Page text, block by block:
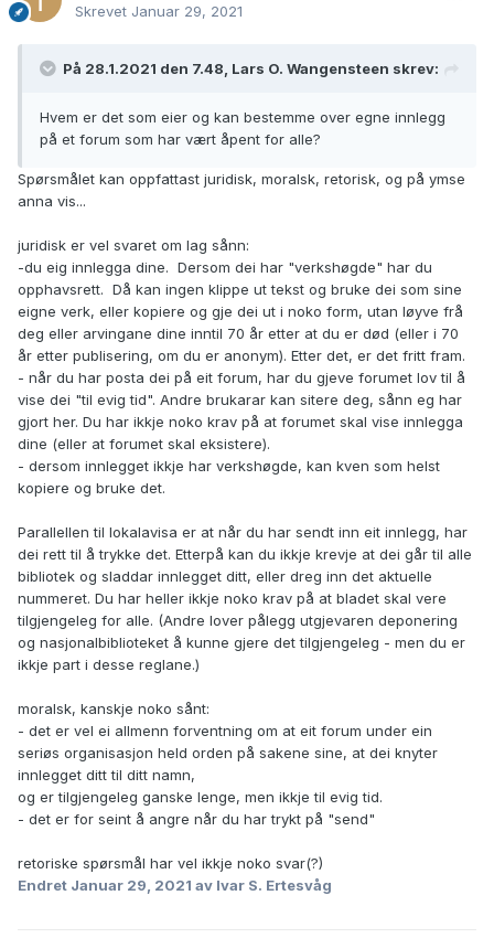
Skrevet Januar 29, 2021
På 28.1.2021 den 7.48, Lars O. Wangensteen skrev:
Hvem er det som eier og kan bestemme over egne innlegg
på et forum som har vært åpent for alle?
Spørsmålet kan oppfattast juridisk, moralsk, retorisk, og på ymse
anna vis...
juridisk er vel svaret om lag sånn:
-du eig innlegga dine. Dersom dei har "verkshøgde" har du
opphavsrett. Då kan ingen klippe ut tekst og bruke dei som sine
eigne verk, eller kopiere og gje dei ut i noko form, utan løyve frå
deg eller arvingane dine inntil 70 år etter at du er død (eller i 70
år etter publisering, om du er anonym). Etter det, er det fritt fram.
- når du har posta dei på eit forum, har du gjeve forumet lov til å
vise dei "til evig tid". Andre brukarar kan sitere deg, sånn eg har
gjort her. Du har ikkje noko krav på at forumet skal vise innlegga
dine (eller at forumet skal eksistere).
- dersom innlegget ikkje har verkshøgde, kan kven som helst
kopiere og bruke det.
Parallellen til lokalavisa er at når du har sendt inn eit innlegg, har
dei rett til å trykke det. Etterpå kan du ikkje krevje at dei går til alle
bibliotek og sladdar innlegget ditt, eller dreg inn det aktuelle
nummeret. Du har heller ikkje noko krav på at bladet skal vere
tilgjengeleg for alle. (Andre lover pålegg utgjevaren deponering
og nasjonalbiblioteket å kunne gjere det tilgjengeleg - men du er
ikkje part i desse reglane.)
moralsk, kanskje noko sånt:
- det er vel ei allmenn forventning om at eit forum under ein
seriøs organisasjon held orden på sakene sine, at dei knyter
innlegget ditt til ditt namn,
og er tilgjengeleg ganske lenge, men ikkje til evig tid.
- det er for seint å angre når du har trykt på "send"
retoriske spørsmål har vel ikkje noko svar(?)
Endret Januar 29, 2021 av Ivar S. Ertesvåg